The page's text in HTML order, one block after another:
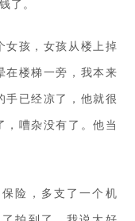
了。
女孩，女孩从楼上掉
在楼梯一旁，我本来
手已经凉了，他就很
，嘈杂没有了。他当
险，多支了一个机